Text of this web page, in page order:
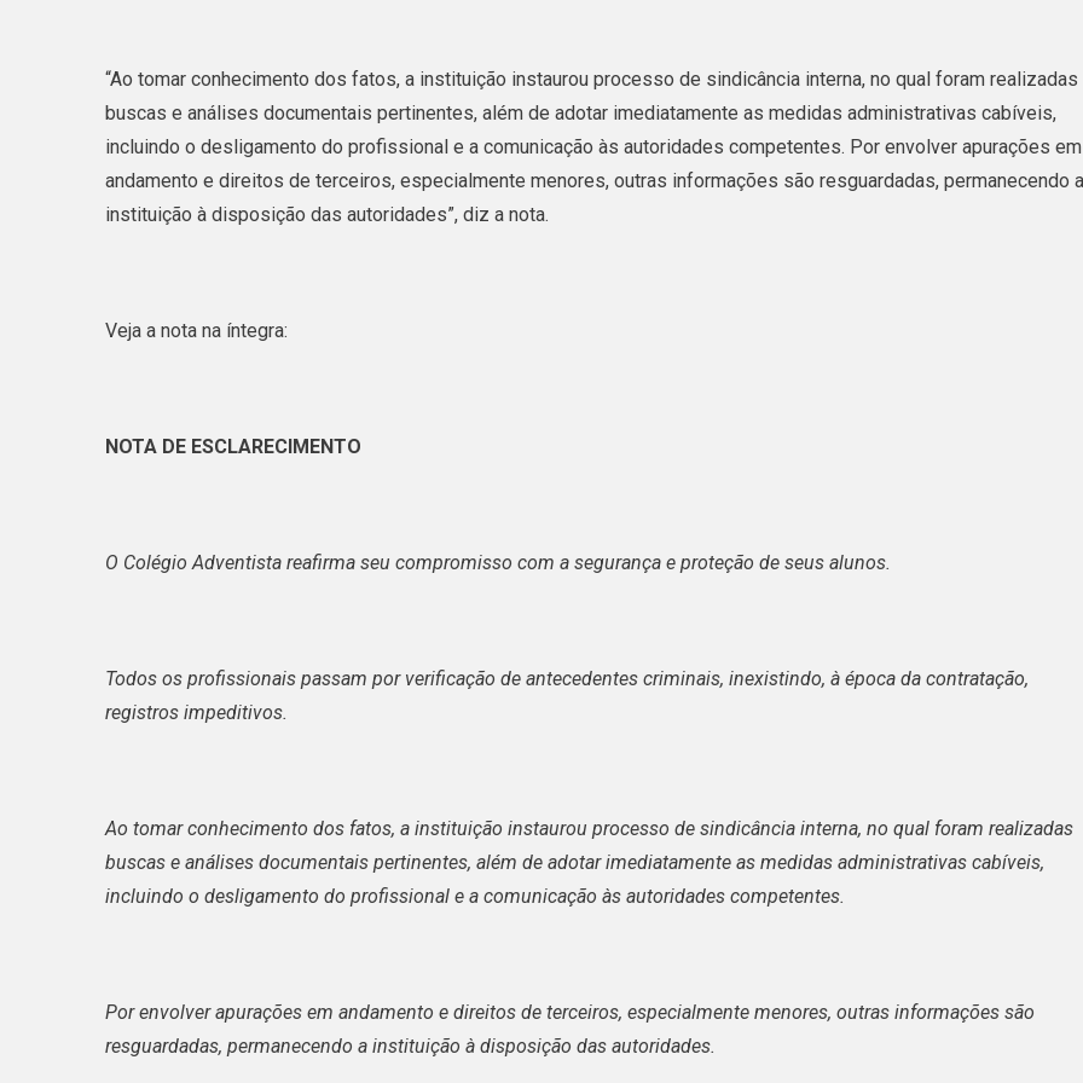
“Ao tomar conhecimento dos fatos, a instituição instaurou processo de sindicância interna, no qual foram realizadas
buscas e análises documentais pertinentes, além de adotar imediatamente as medidas administrativas cabíveis,
incluindo o desligamento do profissional e a comunicação às autoridades competentes. Por envolver apurações em
andamento e direitos de terceiros, especialmente menores, outras informações são resguardadas, permanecendo a
instituição à disposição das autoridades”, diz a nota.
Veja a nota na íntegra:
NOTA DE ESCLARECIMENTO
O Colégio Adventista reafirma seu compromisso com a segurança e proteção de seus alunos.
Todos os profissionais passam por verificação de antecedentes criminais, inexistindo, à época da contratação,
registros impeditivos.
Ao tomar conhecimento dos fatos, a instituição instaurou processo de sindicância interna, no qual foram realizadas
buscas e análises documentais pertinentes, além de adotar imediatamente as medidas administrativas cabíveis,
incluindo o desligamento do profissional e a comunicação às autoridades competentes.
Por envolver apurações em andamento e direitos de terceiros, especialmente menores, outras informações são
resguardadas, permanecendo a instituição à disposição das autoridades.